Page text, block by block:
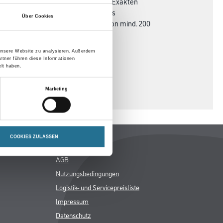
Über Cookies
Website zu analysieren. Außerdem
führen diese Informationen
haben.
Marketing
COOKIES ZULASSEN
und Pilzbefall zu erzielen ist es
auf eine Schichtdicke im Mittel von mind. 200
höher.
Rechtliches
AGB
Nutzungsbedingungen
Logistik- und Servicepreisliste
Impressum
Datenschutz